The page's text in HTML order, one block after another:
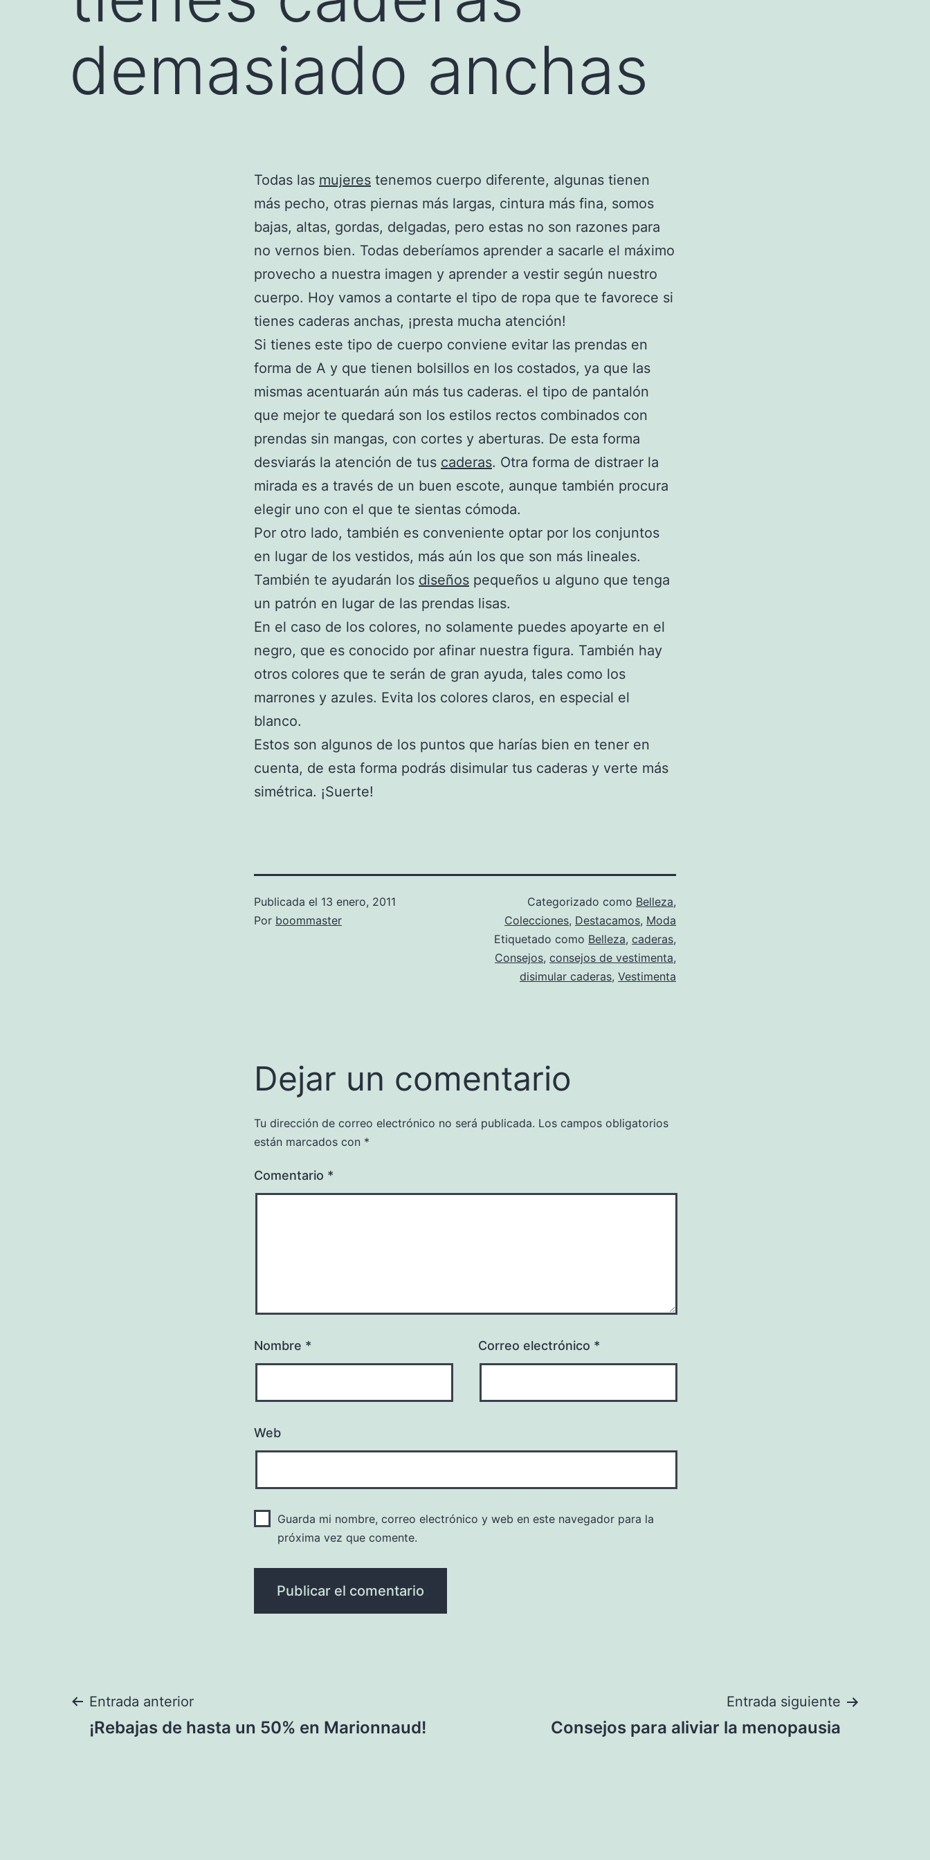
demasiado anchas
Todas las mujeres tenemos cuerpo diferente, algunas tienen
más pecho, otras piernas más largas, cintura más fina, somos
bajas, altas, gordas, delgadas, pero estas no son razones para
no vernos bien. Todas deberíamos aprender a sacarle el máximo
provecho a nuestra imagen y aprender a vestir según nuestro
cuerpo. Hoy vamos a contarte el tipo de ropa que te favorece si
tienes caderas anchas, ¡presta mucha atención!
Si tienes este tipo de cuerpo conviene evitar las prendas en
forma de A y que tienen bolsillos en los costados, ya que las
mismas acentuarán aún más tus caderas. el tipo de pantalón
que mejor te quedará son los estilos rectos combinados con
prendas sin mangas, con cortes y aberturas. De esta forma
desviarás la atención de tus caderas. Otra forma de distraer la
mirada es a través de un buen escote, aunque también procura
elegir uno con el que te sientas cómoda.
Por otro lado, también es conveniente optar por los conjuntos
en lugar de los vestidos, más aún los que son más lineales.
También te ayudarán los diseños pequeños u alguno que tenga
un patrón en lugar de las prendas lisas.
En el caso de los colores, no solamente puedes apoyarte en el
negro, que es conocido por afinar nuestra figura. También hay
otros colores que te serán de gran ayuda, tales como los
marrones y azules. Evita los colores claros, en especial el
blanco.
Estos son algunos de los puntos que harías bien en tener en
cuenta, de esta forma podrás disimular tus caderas y verte más
simétrica. ¡Suerte!
Publicada el 13 enero, 2011
Por boommaster
Categorizado como Belleza,
Colecciones, Destacamos, Moda
Etiquetado como Belleza, caderas,
Consejos, consejos de vestimenta,
disimular caderas, Vestimenta
Dejar un comentario
Tu dirección de correo electrónico no será publicada. Los campos obligatorios
están marcados con *
Comentario *
Nombre * Correo electrónico *
Web
Guarda mi nombre, correo electrónico y web en este navegador para la
próxima vez que comente.
Navegación
Entrada anterior
¡Rebajas de hasta un 50% en Marionnaud!
Entrada siguiente
Consejos para aliviar la menopausia